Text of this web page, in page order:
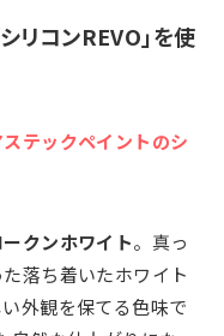
リコンREVO」を使
ステックペイントのシ
ークンホワイト。真っ
落ち着いたホワイト
外観を保てる色味で